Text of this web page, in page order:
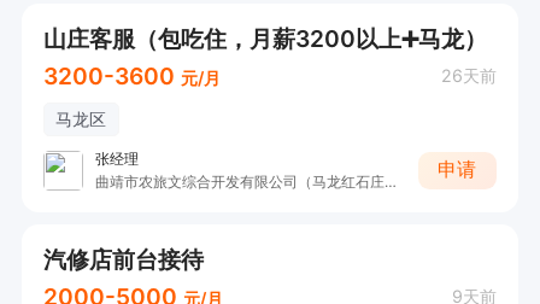
山庄客服（包吃住，月薪3200以上➕马龙）
3200-3600 元/月 26天前
马龙区
张经理
曲靖市农旅文综合开发有限公司（马龙红石庄园）
申请
汽修店前台接待
2000-5000 元/月 9天前